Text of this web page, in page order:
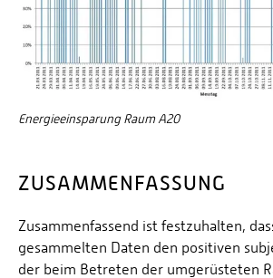
Energieeinsparung Raum A20
ZUSAMMENFASSUNG
Zusammenfassend ist festzuhalten,
gesammelten Daten den positiven
der beim Betreten der umgerüsteten